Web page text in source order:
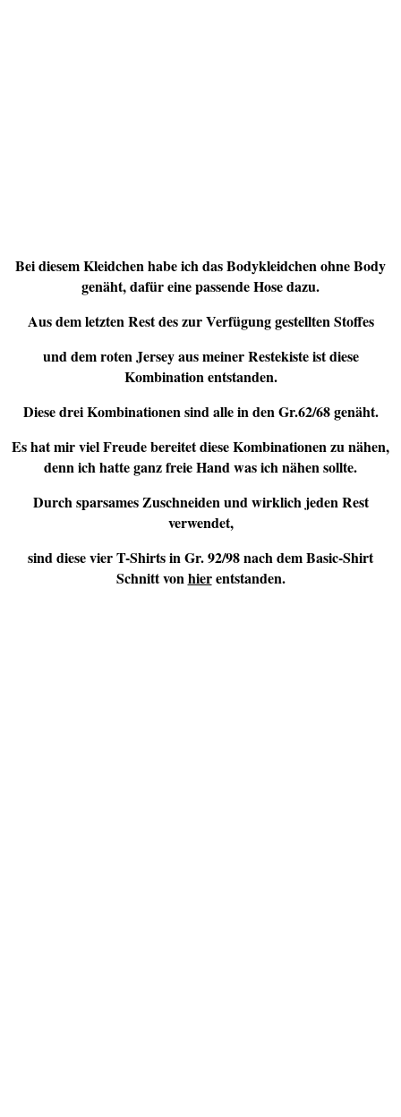
Bei diesem Kleidchen habe ich das Bodykleidchen ohne Body
genäht, dafür eine passende Hose dazu.
Aus dem letzten Rest des zur Verfügung gestellten Stoffes
und dem roten Jersey aus meiner Restekiste ist diese
Kombination entstanden.
Diese drei Kombinationen sind alle in den Gr.62/68 genäht.
Es hat mir viel Freude bereitet diese Kombinationen zu nähen,
denn ich hatte ganz freie Hand was ich nähen sollte.
Durch sparsames Zuschneiden und wirklich jeden Rest
verwendet,
sind diese vier T-Shirts in Gr. 92/98 nach dem Basic-Shirt
Schnitt vonhierentstanden.